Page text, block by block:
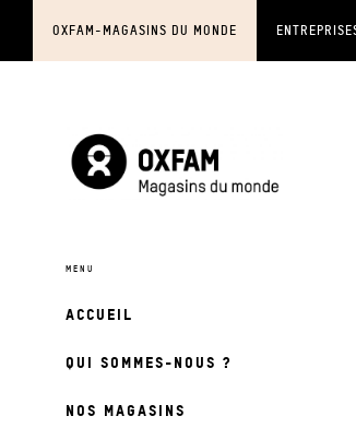
OXFAM-MAGASINS DU MONDE
ACCUEIL
QUI SOMMES-NOUS ?
NOS MAGASINS